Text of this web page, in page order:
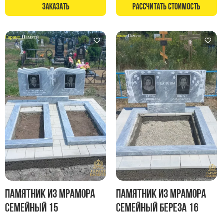
Заказать Рассчитать стоимость
Памятник из мрамора
Семейный 15
Памятник из мрамора
Семейный Береза 16